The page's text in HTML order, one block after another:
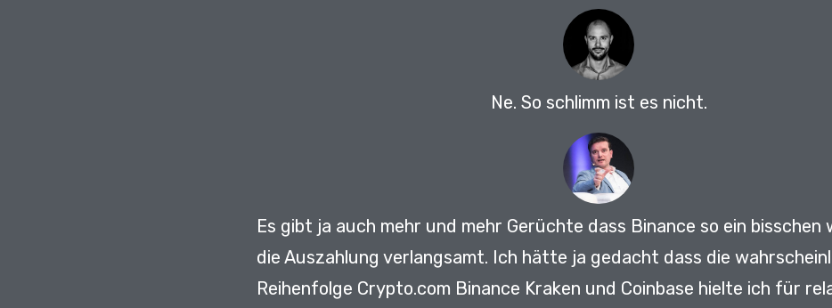
Ne. So schlimm ist es nicht.
Es gibt ja auch mehr und mehr Gerüchte dass Binance so ein bisschen
die Auszahlung verlangsamt. Ich hätte ja gedacht dass die
Reihenfolge Crypto.com Binance Kraken und Coinbase hielte ich für